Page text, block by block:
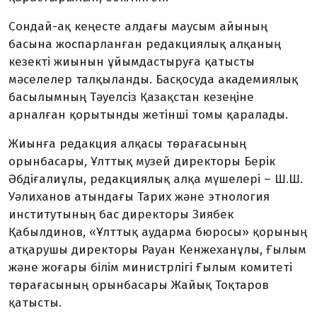
Сондай-ақ кеңесте алдағы маусым айының
басына жоспарланған редакциялық алқаның
кезекті жиынын ұйымдастыруға қатысты
мәселелер талқыланды. Басқосуда академиялық
басылымның Тәуелсіз Қазақстан кезеңіне
арналған қорытынды жетінші томы қаралады.
Жиынға редакция алқасы төрағасының
орынбасары, Ұлттық музей директоры Берік
Әбдіғалиұлы, редакциялық алқа мүшелері – Ш.Ш.
Уәлиханов атындағы Тарих және этнология
институтының бас директоры Зиябек
Қабылдинов, «Ұлттық аударма бюросы» қорының
атқарушы директоры Рауан Кенжеханұлы, Ғылым
және жоғары білім министрлігі Ғылым комитеті
төрағасының орынбасары Жайық Тоқтаров
қатысты.